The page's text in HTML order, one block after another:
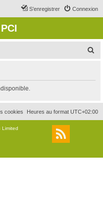
Connexion
S’enregistrer
r
c
r
Heures au format UTC+02:00
cookies
Limited